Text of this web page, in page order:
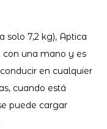
solo 7,2 kg), Aptica
una mano y es
en cualquier
cuando está
puede cargar